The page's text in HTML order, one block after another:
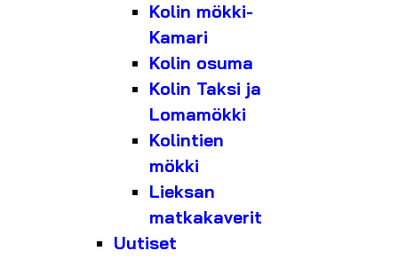
Kolin mökki-
Kamari
Kolin osuma
Kolin Taksi ja
Lomamökki
Kolintien
mökki
Lieksan
matkakaverit
Uutiset